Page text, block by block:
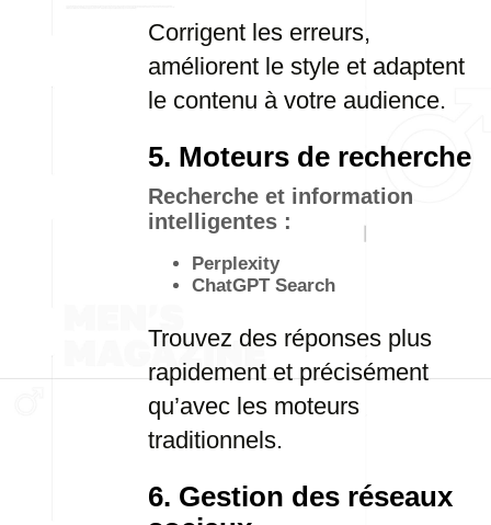
Corrigent les erreurs,
améliorent le style et adaptent
le contenu à votre audience.
5. Moteurs de recherche
Recherche et information
intelligentes :
Perplexity
ChatGPT Search
Trouvez des réponses plus
rapidement et précisément
qu’avec les moteurs
traditionnels.
6. Gestion des réseaux